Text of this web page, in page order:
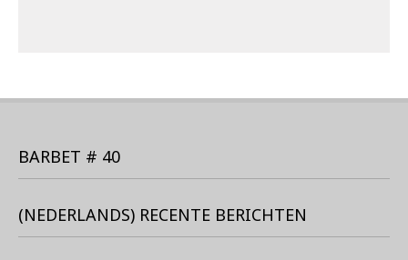
BARBET # 40
(NEDERLANDS) RECENTE BERICHTEN